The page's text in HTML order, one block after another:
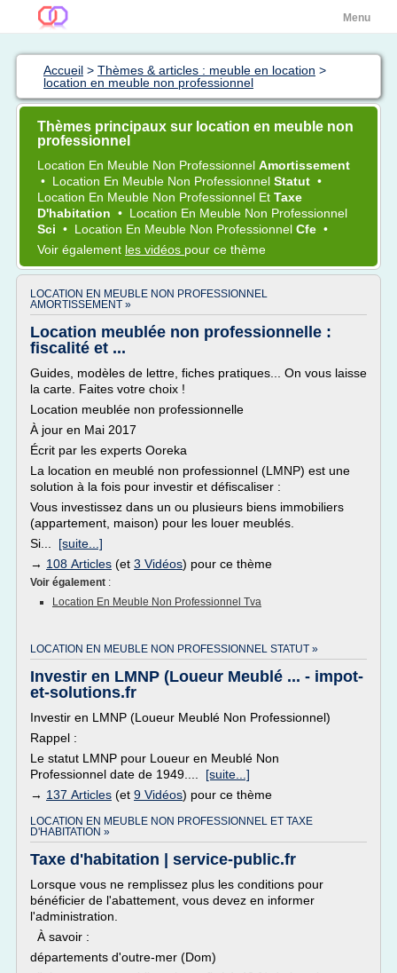
Menu
Accueil > Thèmes & articles : meuble en location >
location en meuble non professionnel
Thèmes principaux sur location en meuble non
professionnel
Location En Meuble Non Professionnel Amortissement
• Location En Meuble Non Professionnel Statut •
Location En Meuble Non Professionnel Et Taxe
D'habitation • Location En Meuble Non Professionnel
Sci • Location En Meuble Non Professionnel Cfe •
Voir également les vidéos pour ce thème
LOCATION EN MEUBLE NON PROFESSIONNEL
AMORTISSEMENT »
Location meublée non professionnelle :
fiscalité et ...
Guides, modèles de lettre, fiches pratiques... On vous laisse
la carte. Faites votre choix !
Location meublée non professionnelle
À jour en Mai 2017
Écrit par les experts Ooreka
La location en meublé non professionnel (LMNP) est une
solution à la fois pour investir et défiscaliser :
Vous investissez dans un ou plusieurs biens immobiliers
(appartement, maison) pour les louer meublés.
Si... [suite...]
→ 108 Articles (et 3 Vidéos) pour ce thème
Voir également :
Location En Meuble Non Professionnel Tva
LOCATION EN MEUBLE NON PROFESSIONNEL STATUT »
Investir en LMNP (Loueur Meublé ... - impot-
et-solutions.fr
Investir en LMNP (Loueur Meublé Non Professionnel)
Rappel :
Le statut LMNP pour Loueur en Meublé Non
Professionnel date de 1949.... [suite...]
→ 137 Articles (et 9 Vidéos) pour ce thème
LOCATION EN MEUBLE NON PROFESSIONNEL ET TAXE
D'HABITATION »
Taxe d'habitation | service-public.fr
Lorsque vous ne remplissez plus les conditions pour
bénéficier de l'abattement, vous devez en informer
l'administration.
À savoir :
départements d'outre-mer (Dom)